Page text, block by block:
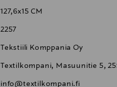
127,6x15 CM
2257
Tekstiili Komppania Oy
Textilkompani, Masuunitie 5,
info@textilkompani.fi